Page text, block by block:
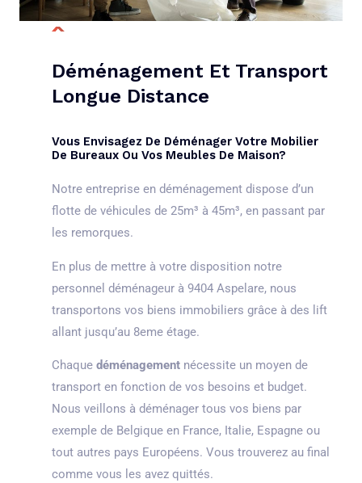
Déménagement Et Transport
Longue Distance
Vous Envisagez De Déménager Votre Mobilier
De Bureaux Ou Vos Meubles De Maison?
Notre entreprise en déménagement dispose d’un
flotte de véhicules de 25m³ à 45m³, en passant par
les remorques.
En plus de mettre à votre disposition notre
personnel déménageur à 9404 Aspelare, nous
transportons vos biens immobiliers grâce à des lift
allant jusqu’au 8eme étage.
Chaque déménagement nécessite un moyen de
transport en fonction de vos besoins et budget.
Nous veillons à déménager tous vos biens par
exemple de Belgique en France, Italie, Espagne ou
tout autres pays Européens. Vous trouverez au final
comme vous les avez quittés.